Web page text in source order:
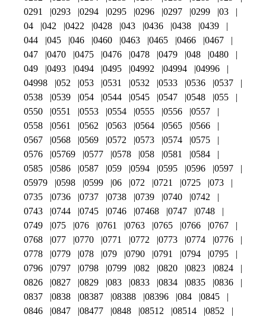
0291
0293 0294 0295 0296 0297 0299
03
04
042 0422 0428 043 0436 0438
0439
044
045 046 0460 0463 0465 0466
0467
047
0470 0475 0476 0478 0479 048
0480
049
0493 0494 0495 04992 04994
04996
04998
052 053 0531 0532 0533 0536
0537
0538
0539 054 0544 0545 0547 0548
055
0550
0551 0553 0554 0555 0556
0557
0558
0561 0562 0563 0564 0565
0566
0567
0568 0569 0572 0573 0574
0575
0576
05769 0577 0578 058 0581
0584
0585
0586 0587 059 0594 0595 0596
0597
05979
0598 0599 06 072 0721 0725
073
0735
0736 0737 0738 0739 0740
0742
0743
0744 0745 0746 07468 0747
0748
0749
075 076 0761 0763 0765 0766
0767
0768
077 0770 0771 0772 0773 0774
0776
0778
0779 078 079 0790 0791 0794
0795
0796
0797 0798 0799 082 0820 0823
0824
0826
0827 0829 083 0833 0834 0835
0836
0837
0838 08387 08388 08396 084
0845
0846
0847 08477 0848 08512 08514
0852